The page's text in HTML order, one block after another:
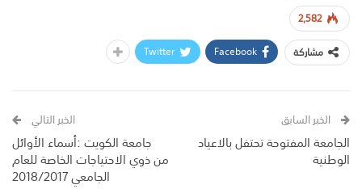
2,582
مشاركة
Facebook
Twitter
الخبر السابق
الجامعة المفتوحة تحتفل بالاعياد
الوطنية
الخبر التالي
جامعة الكويت :أسماء الأوائل
من ذوي الاحتياجات الخاصة للعام
الجامعي 2018/2017